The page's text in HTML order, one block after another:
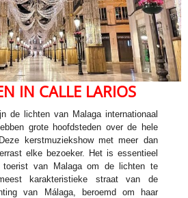
IN CALLE LARIOS
de lichten van Malaga internationaal
grote hoofdsteden over de hele
kerstmuziekshow met meer dan
elke bezoeker. Het is essentieel
van Malaga om de lichten te
karakteristieke straat van de
van Málaga, beroemd om haar